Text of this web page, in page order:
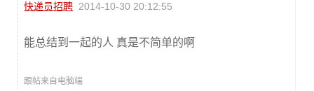
快递员招聘 2014-10-30 20:12:55
能总结到一起的人 真是不简单的啊
跟帖来自电脑端